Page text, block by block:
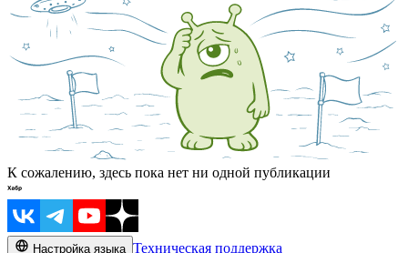
К сожалению, здесь пока нет ни одной публикации
Настройка языка Техническая поддержка